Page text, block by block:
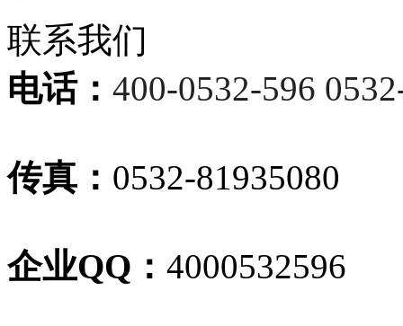
联系我们
电话： 400-0532-596
传真： 0532-81935080
企业QQ： 4000532596